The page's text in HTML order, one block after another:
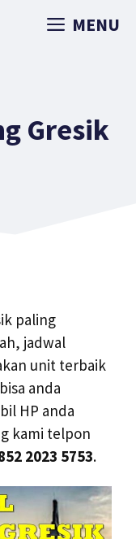
MENU
Gresik
paling
jadwal
unit terbaik
anda
HP anda
kami telpon
2023 5753.